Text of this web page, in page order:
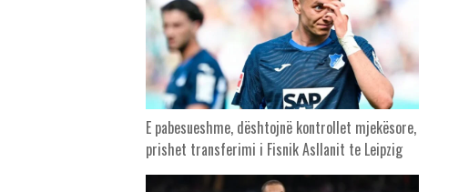
E pabesueshme, dështojnë kontrollet mjekësore,
prishet transferimi i Fisnik Asllanit te Leipzig